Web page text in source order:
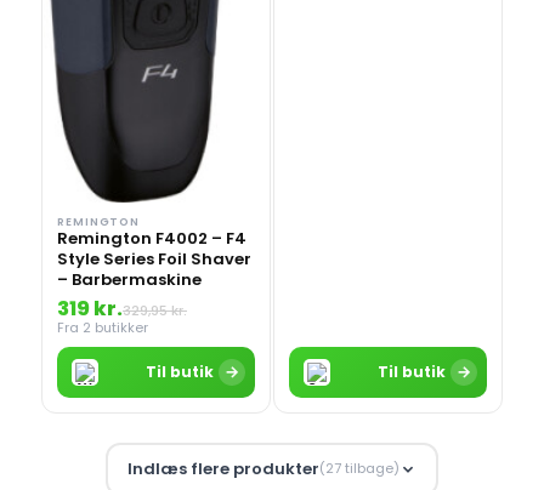
REMINGTON
Remington F4002 – F4
Style Series Foil Shaver
– Barbermaskine
319 kr.329,95 kr.
Fra 2 butikker
Til butik → Til butik →
Indlæs flere produkter(27 tilbage)